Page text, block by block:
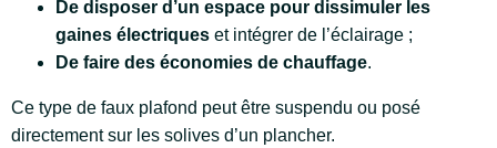
De disposer d’un espace pour dissimuler les
gaines électriques et intégrer de l’éclairage ;
De faire des économies de chauffage.
Ce type de faux plafond peut être suspendu ou posé
directement sur les solives d’un plancher.